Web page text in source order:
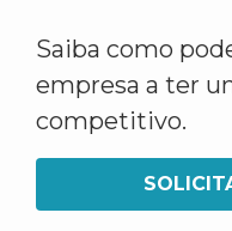
Saiba como
empresa a ter
competitivo.